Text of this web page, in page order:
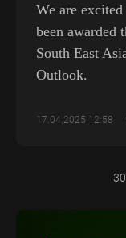
We are
been awarded
South East
Outlook.
17.04.2025 12:58